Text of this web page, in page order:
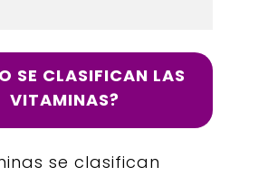
SE CLASIFICAN LAS
VITAMINAS?
se clasifican